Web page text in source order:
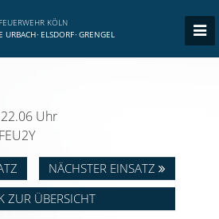
KÖLN
URBACH· ELSDORF· GRENGEL
Uhr
NÄCHSTER EINSATZ
ZUR ÜBERSICHT